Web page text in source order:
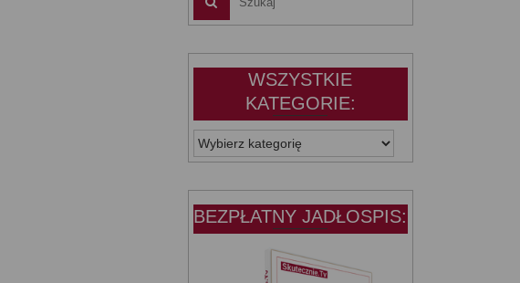
WSZYSTKIE
KATEGORIE:
WSZYSTKIE
KATEGORIE:
BEZPŁATNY JADŁOSPIS: